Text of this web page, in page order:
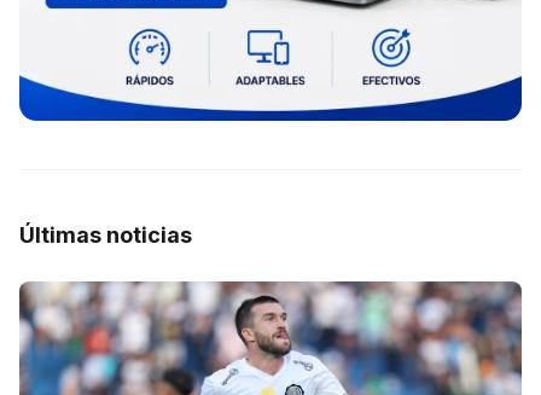
Últimas noticias